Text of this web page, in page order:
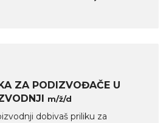
ZA PODIZVOĐAČE U
m/ž/d
dobivaš priliku za